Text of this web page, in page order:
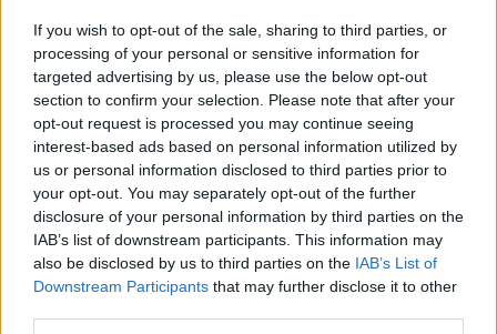
If you wish to opt-out of the sale, sharing to third parties, or
processing of your personal or sensitive information for
targeted advertising by us, please use the below opt-out
section to confirm your selection. Please note that after your
opt-out request is processed you may continue seeing
interest-based ads based on personal information utilized by
us or personal information disclosed to third parties prior to
your opt-out. You may separately opt-out of the further
disclosure of your personal information by third parties on the
IAB’s list of downstream participants. This information may
also be disclosed by us to third parties on the IAB’s List of
Downstream Participants that may further disclose it to other
και το 25% του πληθυσμού μιας χώρας να
εφαρμόσει τη χρήση των οικιακών τεστ, θα
καταγραφεί μια σημαντικότατη μείωση στα θετικά
κρούσματα και συνεπώς στους θανάτους.
“Με αυτά τα όπλα είναι δυνατό να γίνει συζήτηση
για ελεγχόμενο άνοιγμα της οικονομίας, της
κοινωνίας, της εκπαίδευσης, χωρίς να
εγκαταλειφθεί η ευρύτερη στρατηγική που έχει
στο επίκεντρο την προστασία της δημόσιας